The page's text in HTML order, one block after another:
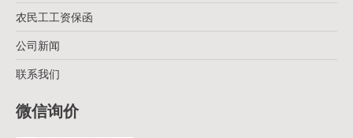
农民工工资保函
公司新闻
联系我们
微信询价